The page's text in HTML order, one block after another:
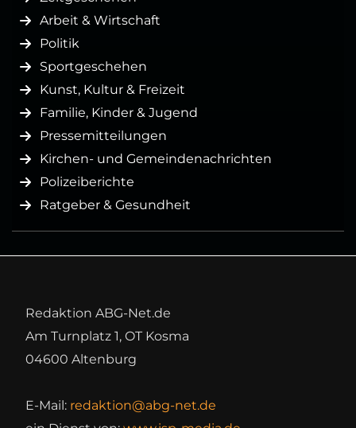
Arbeit & Wirtschaft
Politik
Sportgeschehen
Kunst, Kultur & Freizeit
Familie, Kinder & Jugend
Pressemitteilungen
Kirchen- und Gemeindenachrichten
Polizeiberichte
Ratgeber & Gesundheit
Redaktion ABG-Net.de
Am Turnplatz 1, OT Kosma
04600 Altenburg
E-Mail: redaktion@abg-net.de